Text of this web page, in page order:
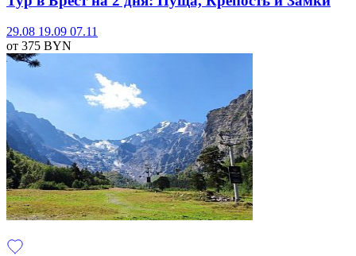
29.08 19.09 07.11
от 375 BYN